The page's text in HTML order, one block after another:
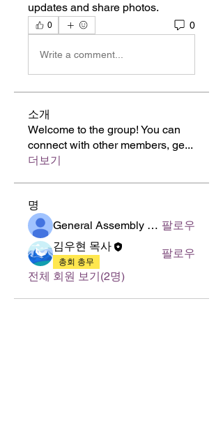
updates and share photos.
0 0
Write a comment...
소개
Welcome to the group! You can
connect with other members, ge...
더보기
명
General Assembly of World Presbyterian Church (GAWPC) 팔로우
김우현 목사
총회 총무
팔로우
전체 회원 보기(2명)